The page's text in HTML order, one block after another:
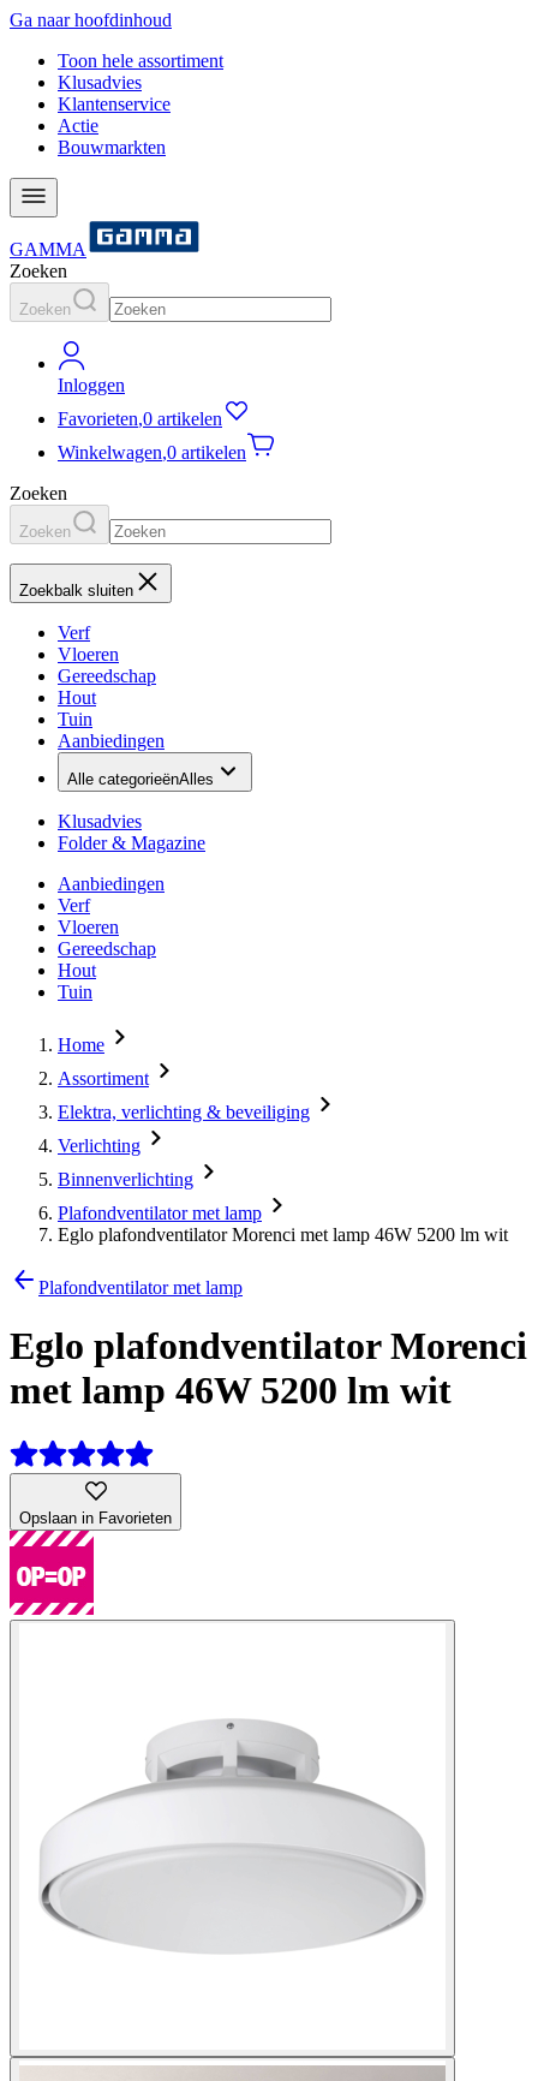
Ga naar hoofdinhoud
Toon hele assortiment
Klusadvies
Klantenservice
Actie
Bouwmarkten
GAMMA
Zoeken
Zoeken
Inloggen
Favorieten,0 artikelen
Winkelwagen,0 artikelen
Zoeken
Zoeken
Zoekbalk sluiten
Verf
Vloeren
Gereedschap
Hout
Tuin
Aanbiedingen
Alle categorieënAlles
Klusadvies
Folder & Magazine
Aanbiedingen
Verf
Vloeren
Gereedschap
Hout
Tuin
Home
Assortiment
Elektra, verlichting & beveiliging
Verlichting
Binnenverlichting
Plafondventilator met lamp
Eglo plafondventilator Morenci met lamp 46W 5200 lm wit
Plafondventilator met lamp
Eglo plafondventilator Morenci
met lamp 46W 5200 lm wit
Opslaan in Favorieten